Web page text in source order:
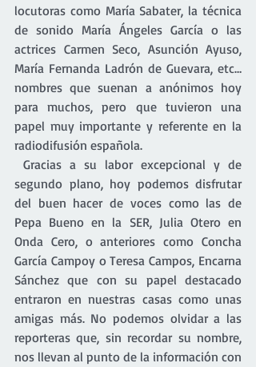
locutoras como María Sabater, la técnica
de sonido María Ángeles García o las
actrices Carmen Seco, Asunción Ayuso,
María Fernanda Ladrón de Guevara, etc…
nombres que suenan a anónimos hoy
para muchos, pero que tuvieron una
papel muy importante y referente en la
radiodifusión española.
Gracias a su labor excepcional y de
segundo plano, hoy podemos disfrutar
del buen hacer de voces como las de
Pepa Bueno en la SER, Julia Otero en
Onda Cero, o anteriores como Concha
García Campoy o Teresa Campos, Encarna
Sánchez que con su papel destacado
entraron en nuestras casas como unas
amigas más. No podemos olvidar a las
reporteras que, sin recordar su nombre,
nos llevan al punto de la información con